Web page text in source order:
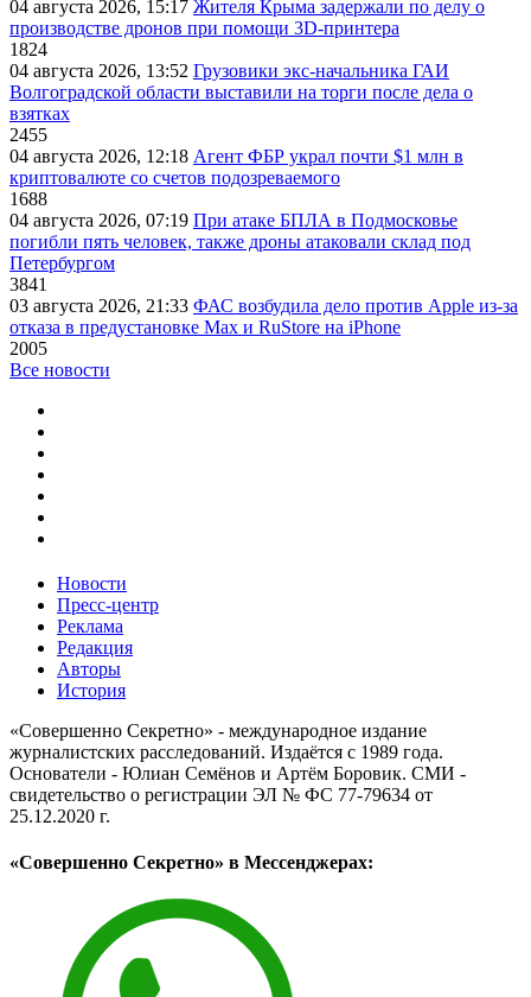
04 августа 2026, 15:17 Жителя Крыма задержали по делу о
производстве дронов при помощи 3D‑принтера
1824
04 августа 2026, 13:52 Грузовики экс-начальника ГАИ
Волгоградской области выставили на торги после дела о
взятках
2455
04 августа 2026, 12:18 Агент ФБР украл почти $1 млн в
криптовалюте со счетов подозреваемого
1688
04 августа 2026, 07:19 При атаке БПЛА в Подмосковье
погибли пять человек, также дроны атаковали склад под
Петербургом
3841
03 августа 2026, 21:33 ФАС возбудила дело против Apple из-за
отказа в предустановке Max и RuStore на iPhone
2005
Все новости
Новости
Пресс-центр
Реклама
Редакция
Авторы
История
«Совершенно Секретно» - международное издание
журналистских расследований. Издаётся с 1989 года.
Основатели - Юлиан Семёнов и Артём Боровик. CМИ -
свидетельство о регистрации ЭЛ № ФС 77-79634 от
25.12.2020 г.
«Совершенно Секретно» в Мессенджерах: